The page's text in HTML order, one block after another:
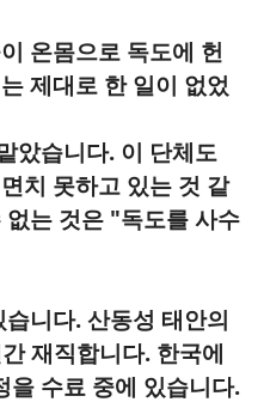
온몸으로 독도에 헌
제대로 한 일이 없었
았습니다. 이 단체도
치 못하고 있는 것 같
는 것은 "독도를 사수
니다. 산동성 태안의
재직합니다. 한국에
을 수료 중에 있습니다.